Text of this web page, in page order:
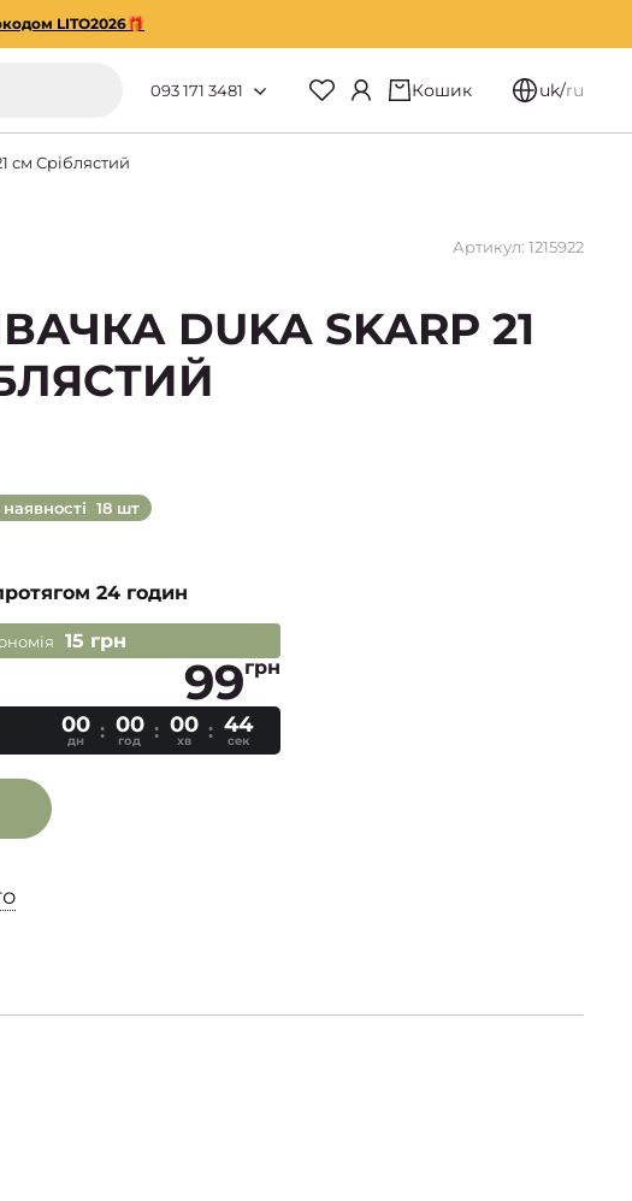
LITO2026🎁
093 171 3481 Кошик uk/ru
см Сріблястий
Артикул: 1215922
DUKA SKARP 21
18 шт
24 годин
15 грн
99грн
00
дн
00
год
00
хв
44
сек